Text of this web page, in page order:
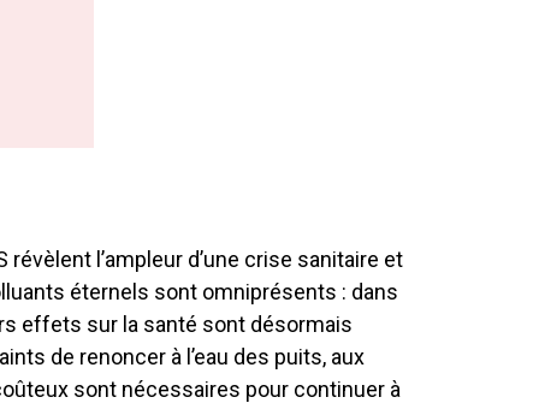
l’ampleur d’une crise sanitaire et
éternels sont omniprésents : dans
effets sur la santé sont désormais
de renoncer à l’eau des puits, aux
sont nécessaires pour continuer à